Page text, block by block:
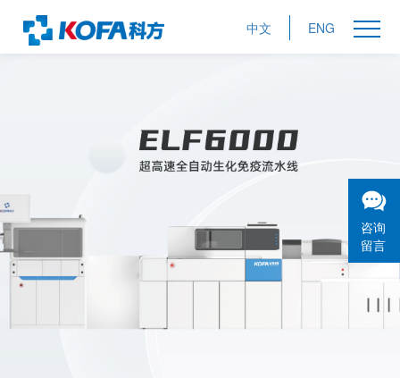
中文 ENG
咨询
留言